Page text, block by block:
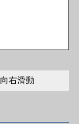
向右滑動